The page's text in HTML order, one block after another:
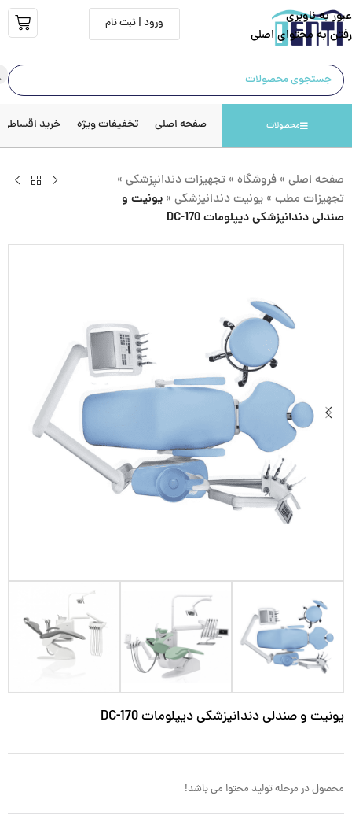
عبور به ناوبری
رفتن به محتوای اصلی
ورود | ثبت نام
محصولات صفحه اصلی تخفیفات ویژه خرید اقساطی
صفحه اصلی » فروشگاه » تجهیزات دندانپزشکی »
تجهیزات مطب » یونیت دندانپزشکی » یونیت و
صندلی دندانپزشکی دیپلومات DC-170
یونیت و صندلی دندانپزشکی دیپلومات DC-170
محصول در مرحله تولید محتوا می باشد!